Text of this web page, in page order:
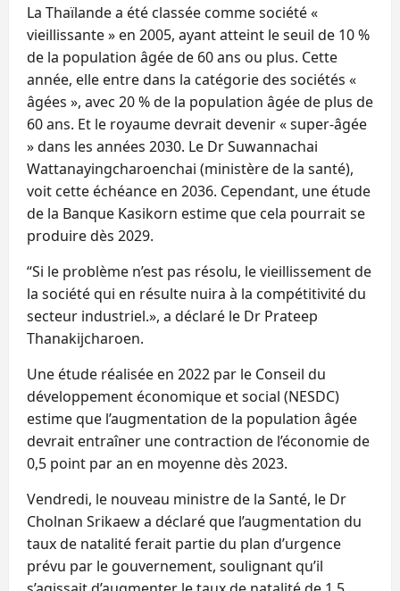
La Thaïlande a été classée comme société «
vieillissante » en 2005, ayant atteint le seuil de 10 %
de la population âgée de 60 ans ou plus. Cette
année, elle entre dans la catégorie des sociétés «
âgées », avec 20 % de la population âgée de plus de
60 ans. Et le royaume devrait devenir « super-âgée
» dans les années 2030. Le Dr Suwannachai
Wattanayingcharoenchai (ministère de la santé),
voit cette échéance en 2036. Cependant, une étude
de la Banque Kasikorn estime que cela pourrait se
produire dès 2029.
“Si le problème n’est pas résolu, le vieillissement de
la société qui en résulte nuira à la compétitivité du
secteur industriel.», a déclaré le Dr Prateep
Thanakijcharoen.
Une étude réalisée en 2022 par le Conseil du
développement économique et social (NESDC)
estime que l’augmentation de la population âgée
devrait entraîner une contraction de l’économie de
0,5 point par an en moyenne dès 2023.
Vendredi, le nouveau ministre de la Santé, le Dr
Cholnan Srikaew a déclaré que l’augmentation du
taux de natalité ferait partie du plan d’urgence
prévu par le gouvernement, soulignant qu’il